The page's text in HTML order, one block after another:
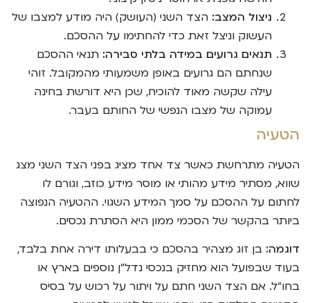
ניצול המצב: הצד השני (העושק) היה מודע למצבו של
העשוק וניצל זאת כדי להחתימו על ההסכם.
תנאים גרועים במידה בלתי סבירה: תנאי ההסכם
שנחתם הם גרועים באופן משמעותי מהמקובל. זוהי
עילה שקשה מאוד להוכיח, שכן היא דורשת בחינה
עמוקה של מצבו הנפשי של החותם בעבר.
הטעיה
הטעיה מתרחשת כאשר צד אחד מציג בפני הצד השני מצג
שווא, מסתיר מידע מהותי או מוסר מידע כוזב, וגורם לו
לחתום על ההסכם על סמך המידע השגוי. ההטעיה הנפוצה
ביותר בהקשר של הסכמי ממון היא הסתרת נכסים.
דוגמה: בן זוג מצהיר בהסכם כי בבעלותו דירה אחת בלבד,
בעוד שבפועל הוא מחזיק בנכסי נדל"ן נוספים בארץ או
בחו"ל. אם הצד השני חתם על ויתור על רכוש על בסיס